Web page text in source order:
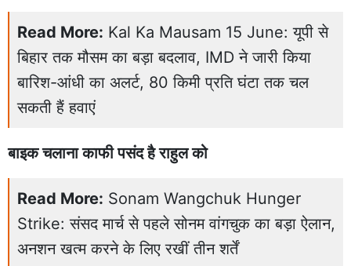
Read More: Kal Ka Mausam 15 June: यूपी से
बिहार तक मौसम का बड़ा बदलाव, IMD ने जारी किया
बारिश-आंधी का अलर्ट, 80 किमी प्रति घंटा तक चल
सकती हैं हवाएं
बाइक चलाना काफी पसंद है राहुल को
Read More: Sonam Wangchuk Hunger
Strike: संसद मार्च से पहले सोनम वांगचुक का बड़ा ऐलान,
अनशन खत्म करने के लिए रखीं तीन शर्तें